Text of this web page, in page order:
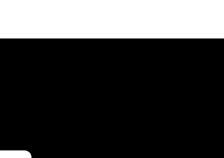
אם כרגע מה שבוער בך זה